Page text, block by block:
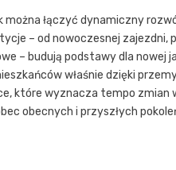
można łączyć dynamiczny
– od nowoczesnej zajezdni,
– budują podstawy dla nowej
właśnie dzięki
które wyznacza tempo zmian
obecnych i przyszłych